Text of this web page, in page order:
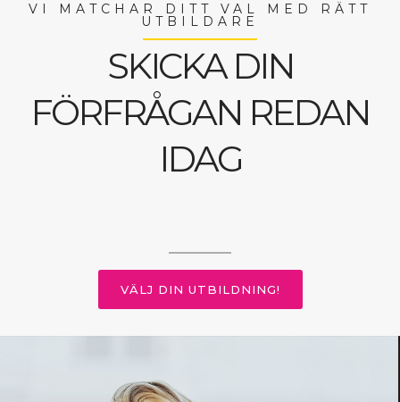
VI MATCHAR DITT VAL MED RÄTT
UTBILDARE
SKICKA DIN
FÖRFRÅGAN REDAN
IDAG
VÄLJ DIN UTBILDNING!